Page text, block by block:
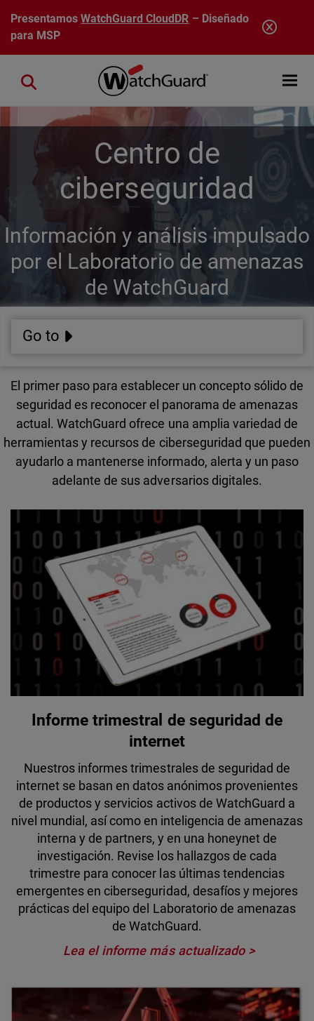
Pasar al contenido principal
PresentamosWatchGuard CloudDR – Diseñado
para MSP
Open
Close search
Centro de
ciberseguridad
Información y análisis impulsado
por el Laboratorio de amenazas
de WatchGuard
Go to
El primer paso para establecer un concepto sólido de
seguridad es reconocer el panorama de amenazas
actual. WatchGuard ofrece una amplia variedad de
herramientas y recursos de ciberseguridad que pueden
ayudarlo a mantenerse informado, alerta y un paso
adelante de sus adversarios digitales.
Informe trimestral de seguridad de
internet
Nuestros informes trimestrales de seguridad de
internet se basan en datos anónimos provenientes
de productos y servicios activos de WatchGuard a
nivel mundial, así como en inteligencia de amenazas
interna y de partners, y en una honeynet de
investigación. Revise los hallazgos de cada
trimestre para conocer las últimas tendencias
emergentes en ciberseguridad, desafíos y mejores
prácticas del equipo del Laboratorio de amenazas
de WatchGuard.
Lea el informe más actualizado